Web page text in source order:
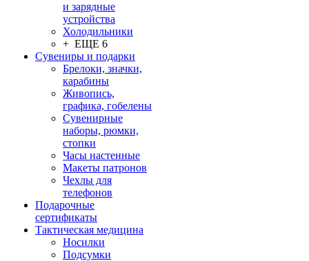
и зарядные
устройства
Холодильники
+ ЕЩЕ 6
Сувениры и подарки
Брелоки, значки,
карабины
Живопись,
графика, гобелены
Сувенирные
наборы, рюмки,
стопки
Часы настенные
Макеты патронов
Чехлы для
телефонов
Подарочные
сертификаты
Тактическая медицина
Носилки
Подсумки